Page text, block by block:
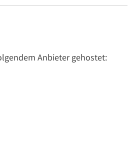
Anbieter gehostet: